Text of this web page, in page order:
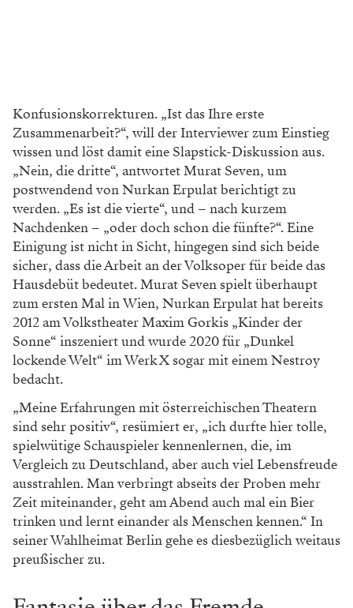
Konfusionskorrekturen. „Ist das Ihre erste
Zusammenarbeit?“, will der Interviewer zum Einstieg
wissen und löst damit eine Slapstick-Diskussion aus.
„Nein, die dritte“, antwortet Murat Seven, um
postwendend von Nurkan Erpulat berichtigt zu
werden. „Es ist die vierte“, und – nach kurzem
Nachdenken – „oder doch schon die fünfte?“. Eine
Einigung ist nicht in Sicht, hingegen sind sich beide
sicher, dass die Arbeit an der Volksoper für beide das
Hausdebüt bedeutet. Murat Seven spielt überhaupt
zum ersten Mal in Wien, Nurkan Erpulat hat bereits
2012 am Volkstheater Maxim Gorkis „Kinder der
Sonne“ inszeniert und wurde 2020 für „Dunkel
lockende Welt“ im Werk X sogar mit einem Nestroy
bedacht.
„Meine Erfahrungen mit österreichischen Theatern
sind sehr positiv“, resümiert er, „ich durfte hier tolle,
spielwütige Schauspieler kennenlernen, die, im
Vergleich zu Deutschland, aber auch viel Lebensfreude
ausstrahlen. Man verbringt abseits der Proben mehr
Zeit miteinander, geht am Abend auch mal ein Bier
trinken und lernt einander als Menschen kennen.“ In
seiner Wahlheimat Berlin gehe es diesbezüglich weitaus
preußischer zu.